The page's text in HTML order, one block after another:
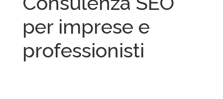
per imprese e
professionisti